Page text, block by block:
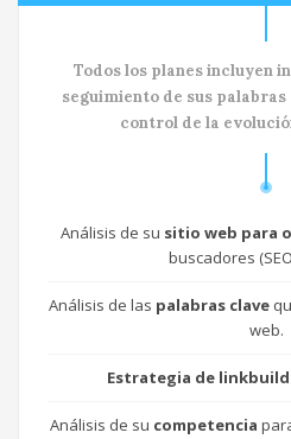
Todos los planes incluyen
seguimiento de sus
control de la
Análisis de su sitio web para
buscadores
Análisis de las palabras clave
web.
Estrategia de
Análisis de su competencia